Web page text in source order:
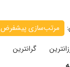
مرتب‌سازی پیشفرض
گرانترین